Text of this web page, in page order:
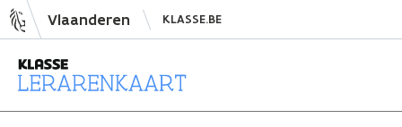
N
a
Vlaanderen KLASSE.BE